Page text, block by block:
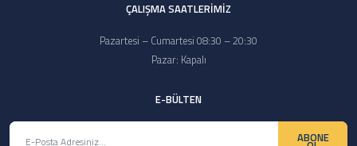
ÇALIŞMA SAATLERİMİZ
Pazartesi – Cumartesi 08:30 – 20:30
Pazar: Kapalı
E-BÜLTEN
ABONE